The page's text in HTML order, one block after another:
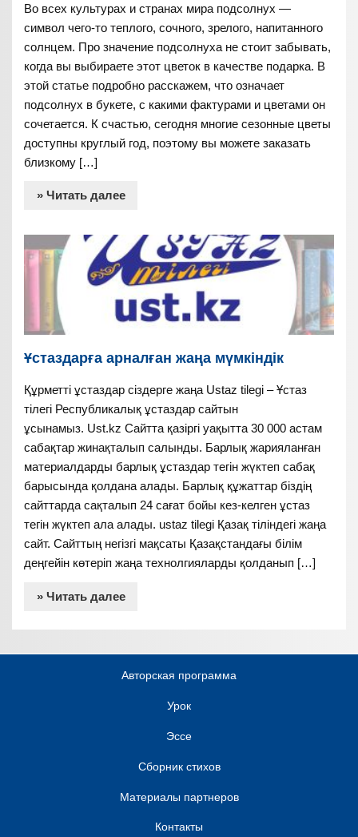
Во всех культурах и странах мира подсолнух —
символ чего-то теплого, сочного, зрелого, напитанного
солнцем. Про значение подсолнуха не стоит забывать,
когда вы выбираете этот цветок в качестве подарка. В
этой статье подробно расскажем, что означает
подсолнух в букете, с какими фактурами и цветами он
сочетается. К счастью, сегодня многие сезонные цветы
доступны круглый год, поэтому вы можете заказать
близкому […]
» Читать далее
Ұстаздарға арналған жаңа мүмкіндік
Құрметті ұстаздар сіздерге жаңа Ustaz tilegi – Ұстаз
тілегі Республикалық ұстаздар сайтын
ұсынамыз. Ust.kz Сайтта қазіргі уақытта 30 000 астам
сабақтар жинақталып салынды. Барлық жарияланған
материалдарды барлық ұстаздар тегін жүктеп сабақ
барысында қолдана алады. Барлық құжаттар біздің
сайттарда сақталып 24 сағат бойы кез-келген ұстаз
тегін жүктеп ала алады. ustaz tilegi Қазақ тіліндегі жаңа
сайт. Сайттың негізгі мақсаты Қазақстандағы білім
деңгейін көтеріп жаңа технолгияларды қолданып […]
» Читать далее
Авторская программа
Урок
Эссе
Сборник стихов
Материалы партнеров
Контакты